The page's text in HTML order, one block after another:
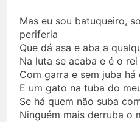
Mas eu sou batuqueiro,
periferia
Que dá asa e aba a
Na luta se acaba e é o
Com garra e sem juba há
E um gato na tuba do
Se há quem não suba
Ninguém mais derruba o